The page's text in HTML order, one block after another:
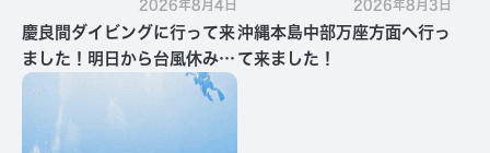
2026年8月4日
慶良間ダイビングに行って来
ました！明日から台風休みで
す・・・
2026年8月3日
沖縄本島中部万座方面へ行っ
て来ました！